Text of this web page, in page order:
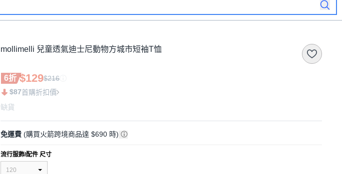
mollimelli 兒童透氣迪士尼動物方城市短袖T恤
6折 $129$216
$87首購折扣價
缺貨
免運費 (購買火箭跨境商品達 $690 時)
流行服飾/配件 尺寸
120